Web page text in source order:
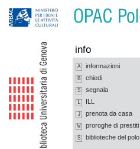
info
A informazioni
B chiedi
S segnala
L ILL
J prenota da casa
W proroghe di prestiti
S biblioteche del polo